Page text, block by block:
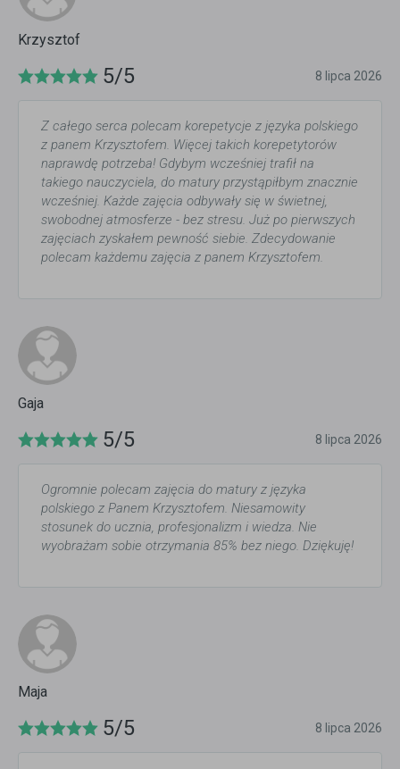
Krzysztof
5/5 8 lipca 2026
Z całego serca polecam korepetycje z języka polskiego
z panem Krzysztofem. Więcej takich korepetytorów
naprawdę potrzeba! Gdybym wcześniej trafił na
takiego nauczyciela, do matury przystąpiłbym znacznie
wcześniej. Każde zajęcia odbywały się w świetnej,
swobodnej atmosferze - bez stresu. Już po pierwszych
zajęciach zyskałem pewność siebie. Zdecydowanie
polecam każdemu zajęcia z panem Krzysztofem.
Gaja
5/5 8 lipca 2026
Ogromnie polecam zajęcia do matury z języka
polskiego z Panem Krzysztofem. Niesamowity
stosunek do ucznia, profesjonalizm i wiedza. Nie
wyobrażam sobie otrzymania 85% bez niego. Dziękuję!
Maja
5/5 8 lipca 2026